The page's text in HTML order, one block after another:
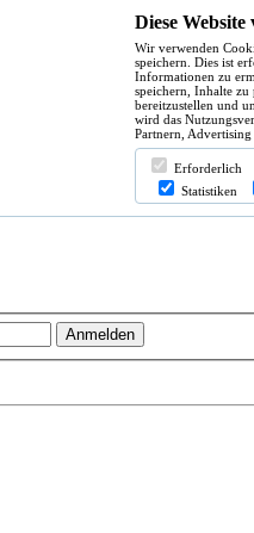
Diese
Wir verwenden
speichern. Dies ist
Informationen zu
speichern, Inhalte
bereitzustellen und
wird das
Partnern,
Erforderlich
Statistiken